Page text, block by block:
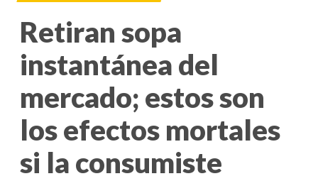
Retiran sopa
instantánea del
mercado; estos son
los efectos mortales
si la consumiste